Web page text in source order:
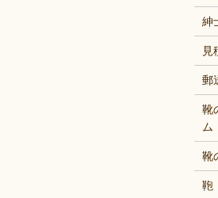
紳
見
郵
靴
ム
靴
鞄